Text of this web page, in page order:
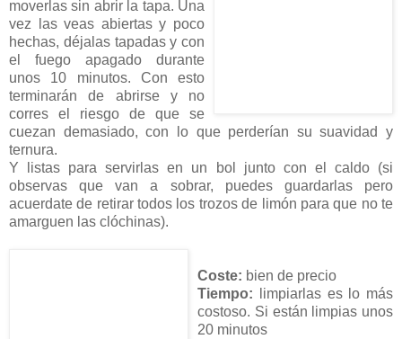
moverlas sin abrir la tapa. Una
vez las veas abiertas y poco
hechas, déjalas tapadas y con
el fuego apagado durante
unos 10 minutos. Con esto
terminarán de abrirse y no
corres el riesgo de que se
cuezan demasiado, con lo que perderían su suavidad y
ternura.
Y listas para servirlas en un bol junto con el caldo (si
observas que van a sobrar, puedes guardarlas pero
acuerdate de retirar todos los trozos de limón para que no te
amarguen las clóchinas).
Coste: bien de precio
Tiempo: limpiarlas es lo más
costoso. Si están limpias unos
20 minutos